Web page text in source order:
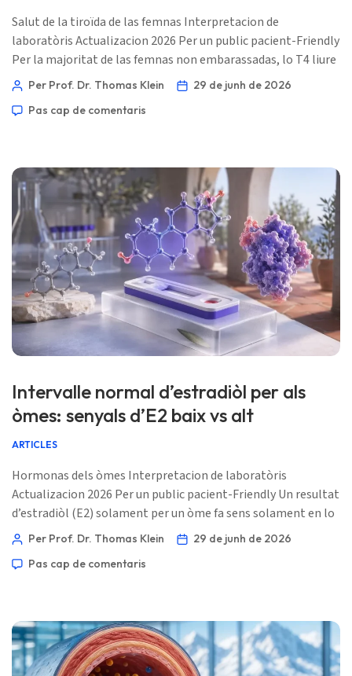
Salut de la tiroïda de las femnas Interpretacion de
laboratòris Actualizacion 2026 Per un public pacient-Friendly
Per la majoritat de las femnas non embarassadas, lo T4 liure
es aperaquí 0,8–1,8 ng/dL, o 10–23 pmol/L, mas la bona
trimestre de l’embaràs, lo moment après part, los anticorps
Revisat medicalament […]
Per Prof. Dr. Thomas Klein
29 de junh de 2026
Pas cap de comentaris
Intervalle normal d’estradiòl per als
òmes: senyals d’E2 baix vs alt
ARTICLES
Hormonas dels òmes Interpretacion de laboratòris
Actualizacion 2026 Per un public pacient-Friendly Un resultat
d’estradiòl (E2) solament per un òme fa sens solament en lo
costat de la testosteròna, SHBG, la massa grasa, los
simptòmas. Un valor E2 marcat es una pista, pas un òrdre de
junh de 2026 […]
Per Prof. Dr. Thomas Klein
29 de junh de 2026
Pas cap de comentaris